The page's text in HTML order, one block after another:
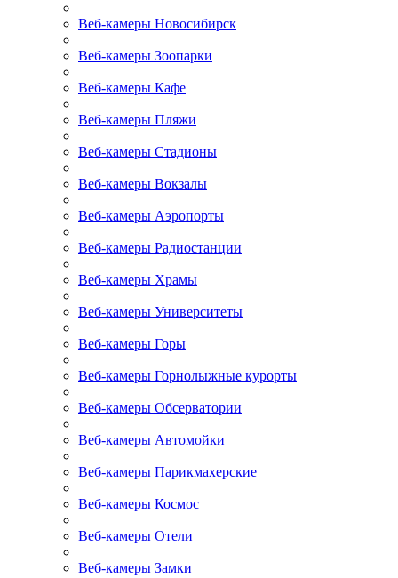
Веб-камеры Новосибирск
Веб-камеры Зоопарки
Веб-камеры Кафе
Веб-камеры Пляжи
Веб-камеры Стадионы
Веб-камеры Вокзалы
Веб-камеры Аэропорты
Веб-камеры Радиостанции
Веб-камеры Храмы
Веб-камеры Университеты
Веб-камеры Горы
Веб-камеры Горнолыжные курорты
Веб-камеры Обсерватории
Веб-камеры Автомойки
Веб-камеры Парикмахерские
Веб-камеры Космос
Веб-камеры Отели
Веб-камеры Замки